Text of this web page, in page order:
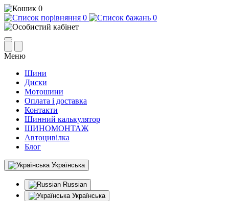
0
0
0
Меню
Шини
Диски
Мотошини
Оплата і доставка
Контакти
Шинний калькулятор
ШИНОМОНТАЖ
Автоцивілка
Блог
Українська
Russian
Українська